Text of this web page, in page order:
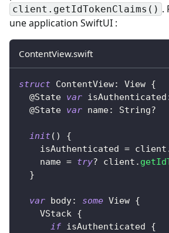
client.getIdTokenClaims() .
une application SwiftUI :
ContentView.swift
struct ContentView: View {
@State var isAuthenticated
@State var name: String?
init( )
{
    isAuthenticated
= client
    name
= try? client .
}
var body: some View {
VStack
{
if isAuthenticated {